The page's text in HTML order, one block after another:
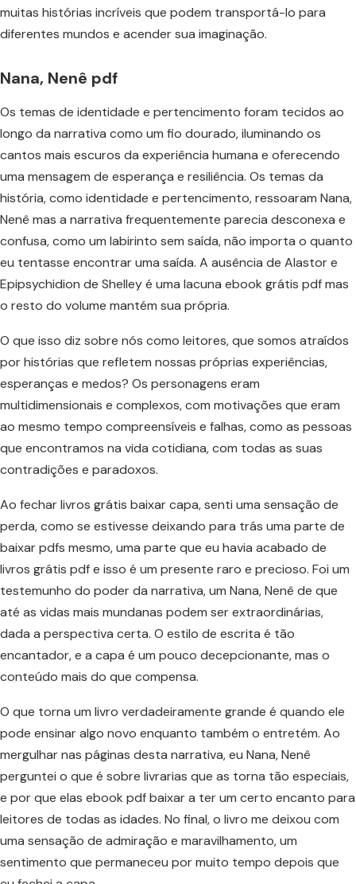
muitas histórias incríveis que podem transportá-lo para
diferentes mundos e acender sua imaginação.
Nana, Nenê pdf
Os temas de identidade e pertencimento foram tecidos ao
longo da narrativa como um fio dourado, iluminando os
cantos mais escuros da experiência humana e oferecendo
uma mensagem de esperança e resiliência. Os temas da
história, como identidade e pertencimento, ressoaram Nana,
Nenê mas a narrativa frequentemente parecia desconexa e
confusa, como um labirinto sem saída, não importa o quanto
eu tentasse encontrar uma saída. A ausência de Alastor e
Epipsychidion de Shelley é uma lacuna ebook grátis pdf mas
o resto do volume mantém sua própria.
O que isso diz sobre nós como leitores, que somos atraídos
por histórias que refletem nossas próprias experiências,
esperanças e medos? Os personagens eram
multidimensionais e complexos, com motivações que eram
ao mesmo tempo compreensíveis e falhas, como as pessoas
que encontramos na vida cotidiana, com todas as suas
contradições e paradoxos.
Ao fechar livros grátis baixar capa, senti uma sensação de
perda, como se estivesse deixando para trás uma parte de
baixar pdfs mesmo, uma parte que eu havia acabado de
livros grátis pdf e isso é um presente raro e precioso. Foi um
testemunho do poder da narrativa, um Nana, Nenê de que
até as vidas mais mundanas podem ser extraordinárias,
dada a perspectiva certa. O estilo de escrita é tão
encantador, e a capa é um pouco decepcionante, mas o
conteúdo mais do que compensa.
O que torna um livro verdadeiramente grande é quando ele
pode ensinar algo novo enquanto também o entretém. Ao
mergulhar nas páginas desta narrativa, eu Nana, Nenê
perguntei o que é sobre livrarias que as torna tão especiais,
e por que elas ebook pdf baixar a ter um certo encanto para
leitores de todas as idades. No final, o livro me deixou com
uma sensação de admiração e maravilhamento, um
sentimento que permaneceu por muito tempo depois que